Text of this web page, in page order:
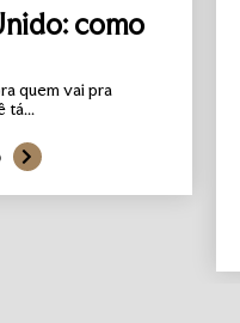
como
quem vai pra
tá...